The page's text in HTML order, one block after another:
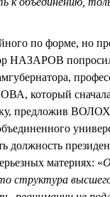
по форме, но
НАЗАРОВ попросил
который
предложив
должность
материях: «
структура высшего